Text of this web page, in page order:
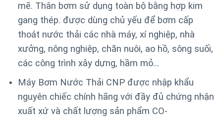
mẽ. Thân bơm sử dụng toàn bộ bằng hợp kim
gang thép. được dùng chủ yếu để bơm cấp
thoát nước thải các nhà máy, xí nghiệp, nhà
xưởng, nông nghiệp, chăn nuôi, ao hồ, sông suối,
các công trình xây dựng, hầm mỏ…
Máy Bơm Nước Thải CNP được nhập khẩu
nguyên chiếc chính hãng với đầy đủ chứng nhận
xuất xứ và chất lượng sản phẩm CO-